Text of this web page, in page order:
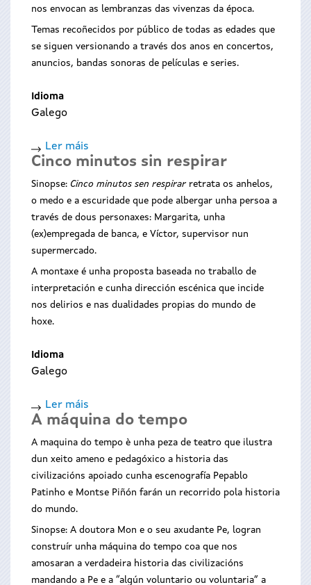
Inexplicable
engano
nos envocan as lembranzas das vivenzas da época.
Temas recoñecidos por público de todas as edades que
se siguen versionando a través dos anos en concertos,
anuncios, bandas sonoras de películas e series.
Idioma
Galego
Ler máis
de
La
Habitación
de
la
música
Cinco minutos sin respirar
Sinopse: Cinco minutos sen respirar retrata os anhelos,
o medo e a escuridade que pode albergar unha persoa a
través de dous personaxes: Margarita, unha
(ex)empregada de banca, e Víctor, supervisor nun
supermercado.
A montaxe é unha proposta baseada no traballo de
interpretación e cunha dirección escénica que incide
nos delirios e nas dualidades propias do mundo de
hoxe.
Idioma
Galego
Ler máis
de
Cinco
minutos
sin
respirar
A máquina do tempo
A maquina do tempo è unha peza de teatro que ilustra
dun xeito ameno e pedagóxico a historia das
civilizacións apoiado cunha escenografía Pepablo
Patinho e Montse Piñón farán un recorrido pola historia
do mundo.
Sinopse: A doutora Mon e o seu axudante Pe, logran
construír unha máquina do tempo coa que nos
amosaran a verdadeira historia das civilizacións
mandando a Pe e a “algún voluntario ou voluntaria” a